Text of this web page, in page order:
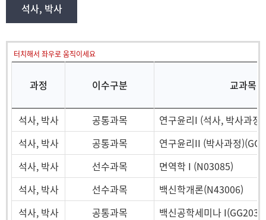
지진방재공학과
석사, 박사
터치해서 좌우로 움직이세요
과정 이수구분 교과목
석사, 박사 공통과목
연구윤리I (석사, 박사과정
석사, 박사
공통과목
연구윤리II (박사과정
석사, 박사
선수과목
면역학 I (N03085)
석사, 박사
선수과목
백신학개론(N43006)
석사, 박사
공통과목
백신공학세미나